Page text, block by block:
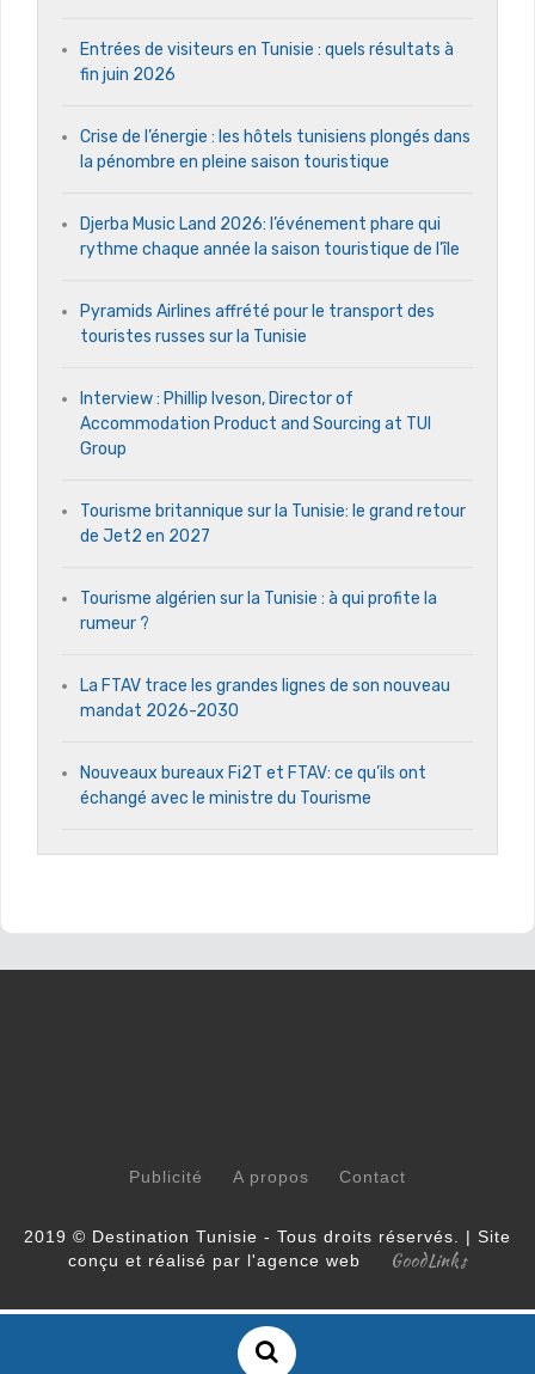
Entrées de visiteurs en Tunisie : quels résultats à
fin juin 2026
Crise de l’énergie : les hôtels tunisiens plongés dans
la pénombre en pleine saison touristique
Djerba Music Land 2026: l’événement phare qui
rythme chaque année la saison touristique de l’île
Pyramids Airlines affrété pour le transport des
touristes russes sur la Tunisie
Interview : Phillip Iveson, Director of
Accommodation Product and Sourcing at TUI
Group
Tourisme britannique sur la Tunisie: le grand retour
de Jet2 en 2027
Tourisme algérien sur la Tunisie : à qui profite la
rumeur ?
La FTAV trace les grandes lignes de son nouveau
mandat 2026-2030
Nouveaux bureaux Fi2T et FTAV: ce qu’ils ont
échangé avec le ministre du Tourisme
Publicité A propos Contact
2019 © Destination Tunisie - Tous droits réservés. | Site
conçu et réalisé par l'agence web
GoodLinks